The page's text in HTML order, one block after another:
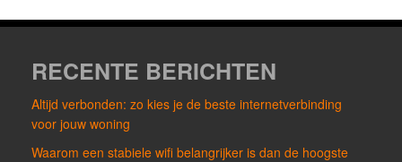
RECENTE BERICHTEN
Altijd verbonden: zo kies je de beste internetverbinding
voor jouw woning
Waarom een stabiele wifi belangrijker is dan de hoogste